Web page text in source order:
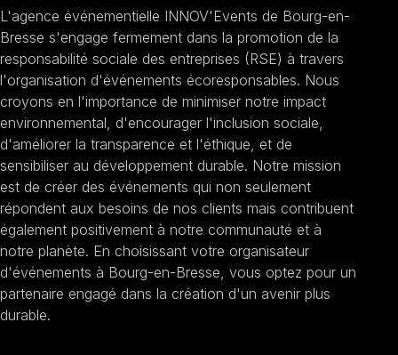
L'agence événementielle INNOV'Events de Bourg-en-
Bresse s'engage fermement dans la promotion de la
responsabilité sociale des entreprises (RSE) à travers
l'organisation d'événements écoresponsables. Nous
croyons en l'importance de minimiser notre impact
environnemental, d'encourager l'inclusion sociale,
d'améliorer la transparence et l'éthique, et de
sensibiliser au développement durable. Notre mission
est de créer des événements qui non seulement
répondent aux besoins de nos clients mais contribuent
également positivement à notre communauté et à
notre planète. En choisissant votre organisateur
d'événements à Bourg-en-Bresse, vous optez pour un
partenaire engagé dans la création d'un avenir plus
durable.